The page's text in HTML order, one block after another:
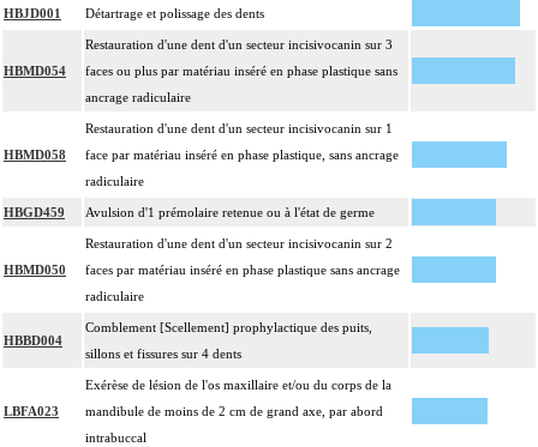
HBJD001 Détartrage et polissage des dents
HBMD054
Restauration d'une dent d'un secteur incisivocanin sur 3
faces ou plus par matériau inséré en phase plastique sans
ancrage radiculaire
HBMD058
Restauration d'une dent d'un secteur incisivocanin sur 1
face par matériau inséré en phase plastique, sans ancrage
radiculaire
HBGD459 Avulsion d'1 prémolaire retenue ou à l'état de germe
HBMD050
Restauration d'une dent d'un secteur incisivocanin sur 2
faces par matériau inséré en phase plastique sans ancrage
radiculaire
HBBD004
Comblement [Scellement] prophylactique des puits,
sillons et fissures sur 4 dents
LBFA023
Exérèse de lésion de l'os maxillaire et/ou du corps de la
mandibule de moins de 2 cm de grand axe, par abord
intrabuccal